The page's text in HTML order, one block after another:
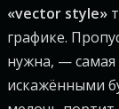
«vector style»
графике.
нужна, — самая
искажёнными